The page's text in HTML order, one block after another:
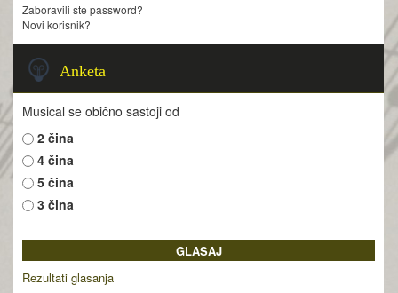
Zaboravili ste password?
Novi korisnik?
Anketa
Musical se obično sastoji od
2 čina
4 čina
5 čina
3 čina
Rezultati glasanja